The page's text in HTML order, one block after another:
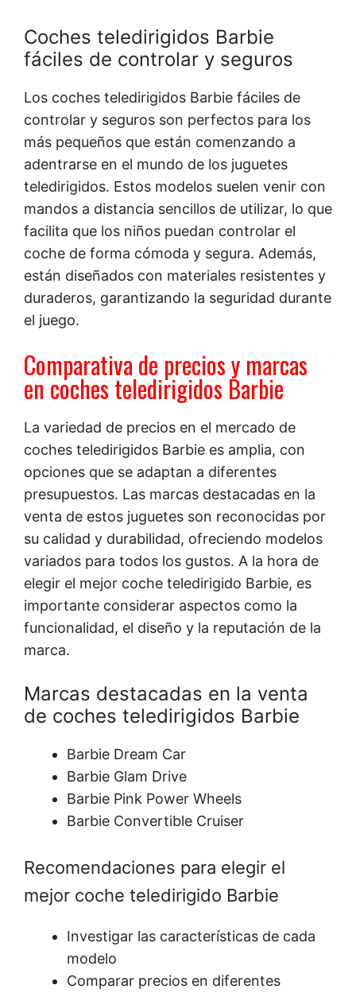
Coches teledirigidos Barbie
fáciles de controlar y seguros
Los coches teledirigidos Barbie fáciles de
controlar y seguros son perfectos para los
más pequeños que están comenzando a
adentrarse en el mundo de los juguetes
teledirigidos. Estos modelos suelen venir con
mandos a distancia sencillos de utilizar, lo que
facilita que los niños puedan controlar el
coche de forma cómoda y segura. Además,
están diseñados con materiales resistentes y
duraderos, garantizando la seguridad durante
el juego.
Comparativa de precios y marcas
en coches teledirigidos Barbie
La variedad de precios en el mercado de
coches teledirigidos Barbie es amplia, con
opciones que se adaptan a diferentes
presupuestos. Las marcas destacadas en la
venta de estos juguetes son reconocidas por
su calidad y durabilidad, ofreciendo modelos
variados para todos los gustos. A la hora de
elegir el mejor coche teledirigido Barbie, es
importante considerar aspectos como la
funcionalidad, el diseño y la reputación de la
marca.
Marcas destacadas en la venta
de coches teledirigidos Barbie
Barbie Dream Car
Barbie Glam Drive
Barbie Pink Power Wheels
Barbie Convertible Cruiser
Recomendaciones para elegir el
mejor coche teledirigido Barbie
Investigar las características de cada
modelo
Comparar precios en diferentes